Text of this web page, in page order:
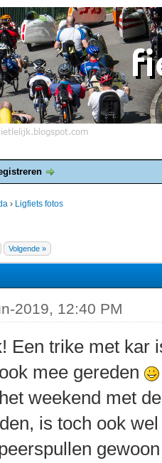
› Ligfiets fotos
Volgende »
2019, 12:40 PM
Een trike met kar
mee gereden
weekend met
is toch ook